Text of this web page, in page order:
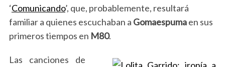
‘Comunicando’, que, probablemente, resultará
familiar a quienes escuchaban a Gomaespumaen sus
primeros tiempos en M80.
Las canciones de